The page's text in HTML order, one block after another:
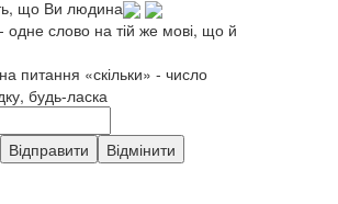
що Ви людина
- одне слово на тій же мові, що й
питання «скільки» - число
будь-ласка